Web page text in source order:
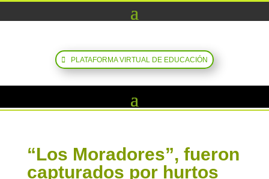
PLATAFORMA VIRTUAL DE EDUCACIÓN
“Los Moradores”, fueron
capturados por hurtos